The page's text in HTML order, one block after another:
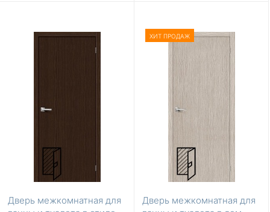
Дверь межкомнатная для
ХИТ ПРОДАЖ
Дверь межкомнатная для